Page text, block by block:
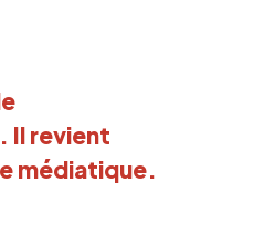
Il revient
médiatique.